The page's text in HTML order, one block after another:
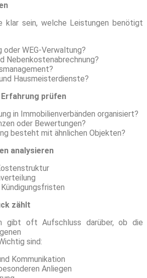
klar sein, welche Leistungen benötigt
WEG-Verwaltung?
Nebenkostenabrechnung?
Hausmeisterdienste?
prüfen
in Immobilienverbänden organisiert?
oder Bewertungen?
besteht mit ähnlichen Objekten?
analysieren
zählt
gibt oft Aufschluss darüber, ob die
sind:
Kommunikation
Anliegen